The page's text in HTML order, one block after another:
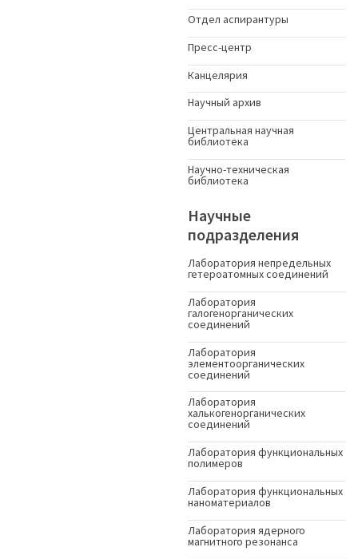
Отдел аспирантуры
Пресс-центр
Канцелярия
Научный архив
Центральная научная
библиотека
Научно-техническая
библиотека
Научные
подразделения
Лаборатория непредельных
гетероатомных соединений
Лаборатория
галогенорганических
соединений
Лаборатория
элементоорганических
соединений
Лаборатория
халькогенорганических
соединений
Лаборатория функциональных
полимеров
Лаборатория функциональных
наноматериалов
Лаборатория ядерного
магнитного резонанса